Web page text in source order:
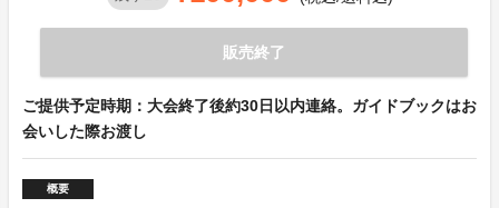
販売終了
ご提供予定時期：大会終了後約30日以内連絡。ガイドブックはお
会いした際お渡し
概要